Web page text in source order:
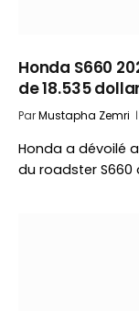
Honda S660
de 18.535
ParMustapha Zemri
Honda a dévoilé
du roadster S660